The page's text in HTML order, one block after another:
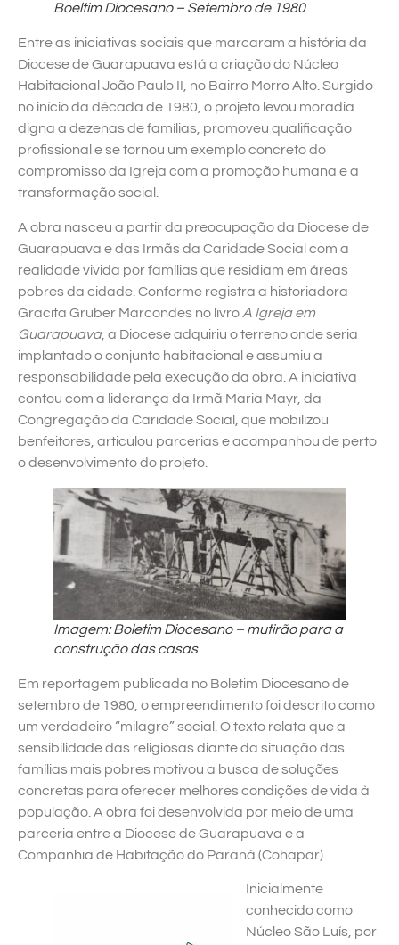
Boeltim Diocesano – Setembro de 1980
Entre as iniciativas sociais que marcaram a história da
Diocese de Guarapuava está a criação do Núcleo
Habitacional João Paulo II, no Bairro Morro Alto. Surgido
no início da década de 1980, o projeto levou moradia
digna a dezenas de famílias, promoveu qualificação
profissional e se tornou um exemplo concreto do
compromisso da Igreja com a promoção humana e a
transformação social.
A obra nasceu a partir da preocupação da Diocese de
Guarapuava e das Irmãs da Caridade Social com a
realidade vivida por famílias que residiam em áreas
pobres da cidade. Conforme registra a historiadora
Gracita Gruber Marcondes no livro A Igreja em
Guarapuava, a Diocese adquiriu o terreno onde seria
implantado o conjunto habitacional e assumiu a
responsabilidade pela execução da obra. A iniciativa
contou com a liderança da Irmã Maria Mayr, da
Congregação da Caridade Social, que mobilizou
benfeitores, articulou parcerias e acompanhou de perto
o desenvolvimento do projeto.
Imagem: Boletim Diocesano – mutirão para a
construção das casas
Em reportagem publicada no Boletim Diocesano de
setembro de 1980, o empreendimento foi descrito como
um verdadeiro “milagre” social. O texto relata que a
sensibilidade das religiosas diante da situação das
famílias mais pobres motivou a busca de soluções
concretas para oferecer melhores condições de vida à
população. A obra foi desenvolvida por meio de uma
parceria entre a Diocese de Guarapuava e a
Companhia de Habitação do Paraná (Cohapar).
Inicialmente
conhecido como
Núcleo São Luís, por